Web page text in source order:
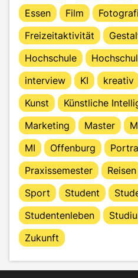
Essen
Film
Freizeitaktivität
Hochschule
interview
KI kreativ
Kunst
Künstliche
Marketing
Master
MI
Offenburg
Praxissemester
Reisen
Sport
Student
Studentenleben
Zukunft